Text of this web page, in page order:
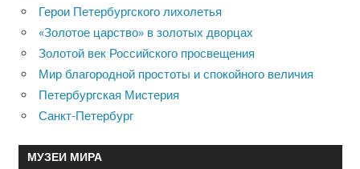
Герои Петербургского лихолетья
«Золотое царство» в золотых дворцах
Золотой век Российского просвещения
Мир благородной простоты и спокойного величия
Петербургская Мистерия
Санкт-Петербург
МУЗЕИ МИРА